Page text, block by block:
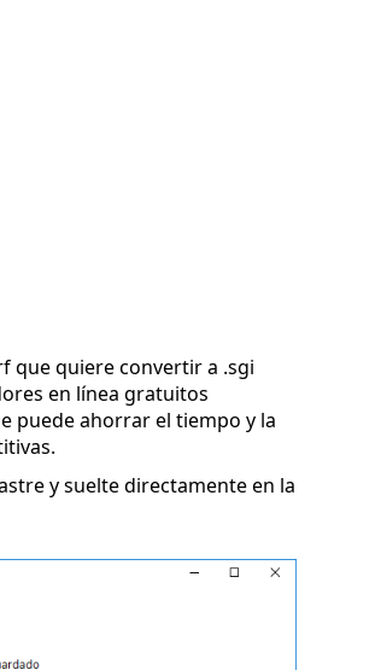
que quiere convertir a .sgi
en línea gratuitos
puede ahorrar el tiempo y la
y suelte directamente en la